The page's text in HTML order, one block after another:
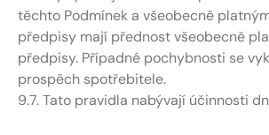
těchto Podmínek a všeobecně
předpisy mají přednost všeobecně
předpisy. Případné pochybnosti se
prospěch spotřebitele.
9.7. Tato pravidla nabývají účinnosti